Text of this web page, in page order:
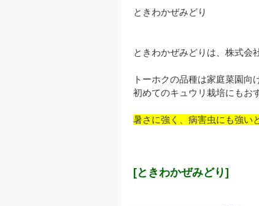
ときわかぜみどり
ときわかぜみどりは、株式会
トーホクの品種は家庭菜園向
初めてのキュウリ栽培にもお
暑さに強く、病害虫にも強い
[ときわかぜみどり]